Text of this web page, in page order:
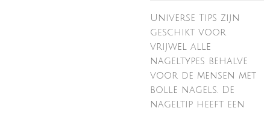
Universe Tips zijn
geschikt voor
vrijwel alle
nageltypes behalve
voor de mensen met
bolle nagels. De
nageltip heeft een